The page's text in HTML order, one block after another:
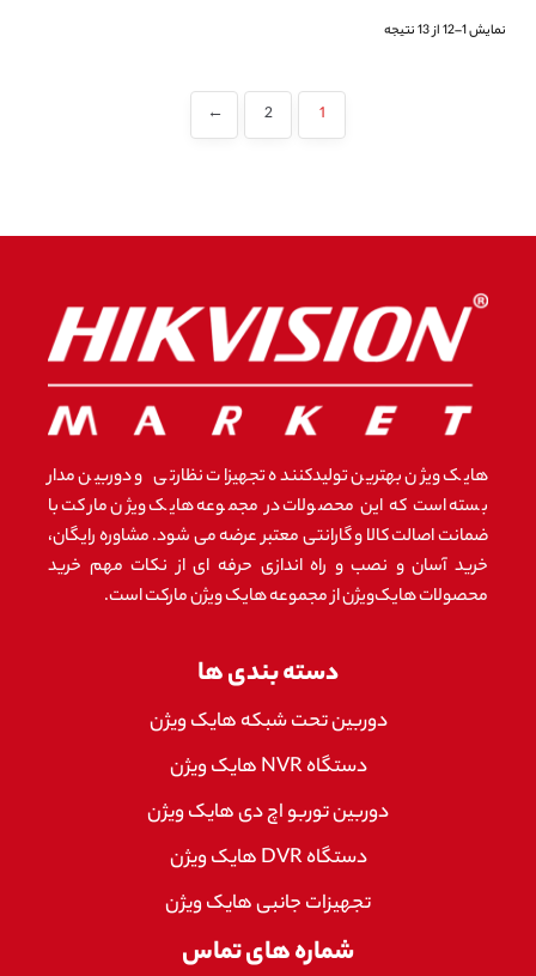
نمایش 1–12 از 13 نتیجه
1
2
←
هایک ویژن بهترین تولیدکننده تجهیزات نظارتی و دوربین مدار
بسته است که این محصولات در مجموعه هایک ویژن مارکت با
ضمانت اصالت کالا و گارانتی معتبر عرضه می شود. مشاوره رایگان،
خرید آسان و نصب و راه اندازی حرفه ای از نکات مهم خرید
محصولات هایک‌ویژن از مجموعه هایک ویژن مارکت است.
دسته بندی ها
دوربین تحت شبکه هایک ویژن
دستگاه NVR هایک ویژن
دوربین توربو اچ دی هایک ویژن
دستگاه DVR هایک ویژن
تجهیزات جانبی هایک ویژن
شماره های تماس